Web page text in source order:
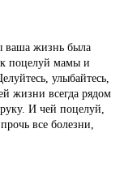
ваша жизнь была
поцелуй мамы и
улыбайтесь,
жизни всегда рядом
руку. И чей поцелуй,
все болезни,